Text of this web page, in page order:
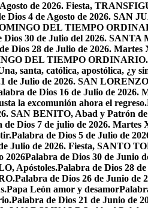
de 2026. Fiesta,
Dios 4 de Agosto de 2026. SAN
DEL TIEMPO
Dios 30 de Julio del 2026.
Dios 28 de Julio de 2026.
DEL TIEMPO ORDINARIO.
santa, católica, apostólica, ¿y
de Julio de 2026. SAN
de Dios 16 de Julio de 2026.
la excomunión ahora el regreso.
SAN BENITO, Abad y Patrón
de Dios 7 de julio de 2026. Martes
Palabra de Dios 5 de Julio de
Julio de 2026. Fiesta, SANTO
2026Palabra de Dios 30 de Junio
Apóstoles.Palabra de Dios 28
Palabra de Dios 26 de Junio de
Papa León amor y desamor
Palabra de Dios 21 de Junio de